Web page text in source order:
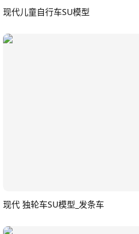
现代儿童自行车SU模型
现代 独轮车SU模型_发条车